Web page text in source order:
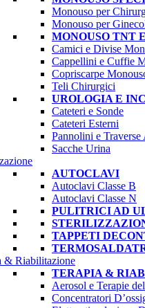
Monouso per
Monouso per
MONOUSO TNT
Camici e Divise
Cappellini e Cuffie
Copriscarpe
Teli Chirurgici
UROLOGIA E
Cateteri e Sonde
Cateteri Esterni
Pannolini e Traverse
Sacche Urina
AUTOCLAVI
Autoclavi Classe B
Autoclavi Classe N
PULITRICI AD
TAPPETI
& Riabilitazione
TERAPIA &
Aerosol e Terapie
Concentratori